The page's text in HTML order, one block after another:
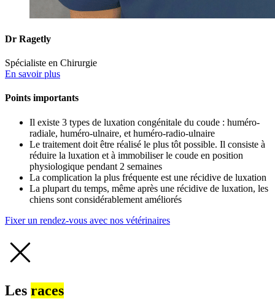
Dr Ragetly
Spécialiste en Chirurgie
En savoir plus
Points importants
Il existe 3 types de luxation congénitale du coude : huméro-
radiale, huméro-ulnaire, et huméro-radio-ulnaire
Le traitement doit être réalisé le plus tôt possible. Il consiste à
réduire la luxation et à immobiliser le coude en position
physiologique pendant 2 semaines
La complication la plus fréquente est une récidive de luxation
La plupart du temps, même après une récidive de luxation, les
chiens sont considérablement améliorés
Fixer un rendez-vous avec nos vétérinaires
Les races